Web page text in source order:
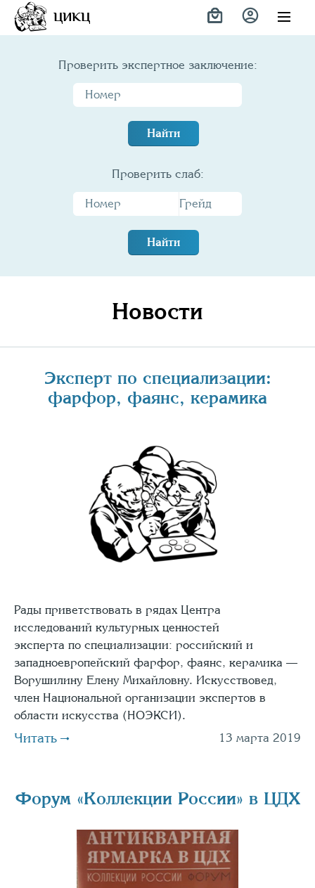
ЦИКЦ
Проверить экспертное заключение:
Найти
Проверить слаб:
Найти
Новости
Эксперт по специализации:
фарфор, фаянс, керамика
Рады приветствовать в рядах Центра
исследований культурных ценностей
эксперта по специализации: российский и
западноевропейский фарфор, фаянс, керамика —
Ворушилину Елену Михайловну. Искусствовед,
член Национальной организации экспертов в
области искусства (НОЭКСИ).
Читать 13 марта 2019
Форум «Коллекции России» в ЦДХ